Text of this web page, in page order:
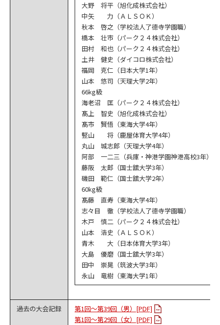
大野 将平（旭化成株式会社）
中矢 力（ＡＬＳＯＫ）
秋本 啓之（学校法人了德寺学園職）
橋本 壮市（パーク２４株式会社）
田村 和也（パーク２４株式会社）
土井 健史（ダイコロ株式会社）
福岡 克仁（日本大学1年）
山本 悠司（天理大学2年）
66kg級
海老沼 匡（パーク２４株式会社）
髙上 智史（旭化成株式会社）
髙市 賢悟（東海大学4年）
竪山 将（鹿屋体育大学4年）
丸山 城志郎（天理大学4年）
阿部 一二三（兵庫・神港学園神港高校3年）
藤阪 太郎（国士舘大学3年）
磯田 範仁（国士舘大学2年）
60kg級
髙藤 直寿（東海大学4年）
志々目 徹（学校法人了德寺学園職）
木戸 慎二（パーク２４株式会社）
山本 浩史（ＡＬＳＯＫ）
青木 大（日本体育大学3年）
大島 優磨（国士舘大学3年）
田中 崇晃（筑波大学3年）
永山 竜樹（東海大学1年）
過去の大会記録
第1回～第39回（男）[PDF]
第1回～第29回（女）[PDF]